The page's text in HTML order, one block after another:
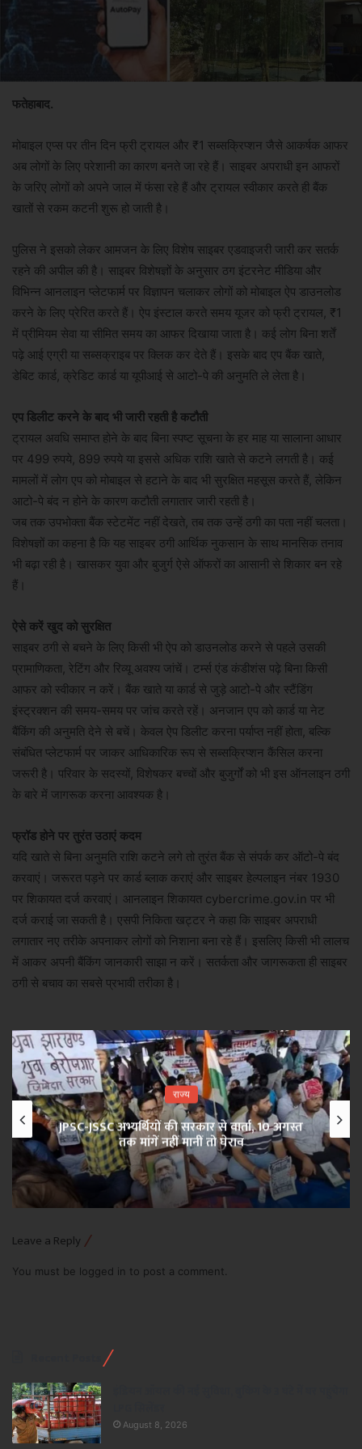
फतेहाबाद.
मोबाइल एप्स पर तीन दिन फ्री ट्रायल और ₹1 सब्सक्रिप्शन जैसे आकर्षक आफर
अब लोगों के लिए परेशानी का कारण बनते जा रहे हैं। साइबर अपराधी इन आफरों
के जरिए लोगों को अपने जाल में फंसा रहे हैं और ट्रायल स्वीकार करते ही बैंक
खातों से रकम कटनी शुरू हो जाती है।
पुलिस ने इसको लेकर आमजन के लिए विशेष साइबर एडवाइजरी जारी कर सतर्क
रहने की अपील की है। साइबर विशेषज्ञों के अनुसार ठग इंटरनेट मीडिया और
विभिन्न आनलाइन प्लेटफार्म पर विज्ञापन चलाकर लोगों को मोबाइल ऐप डाउनलोड
करने के लिए प्रेरित करते हैं। ऐप इंस्टाल करते समय यूजर को फ्री ट्रायल, ₹1
में प्रीमियम सेवा या सीमित समय का आफर दिखाया जाता है। कई लोग बिना शर्तें
पढ़े आई एग्री या सब्सक्राइब पर क्लिक कर देते हैं। इसके बाद एप बैंक खाते,
डेबिट कार्ड, क्रेडिट कार्ड या यूपीआई से आटो-पे की अनुमति ले लेता है।
एप डिलीट करने के बाद भी जारी रहती है कटौती
ट्रायल अवधि समाप्त होने के बाद बिना स्पष्ट सूचना के हर माह या सालाना आधार
पर 499 रुपये, 899 रुपये या इससे अधिक राशि खाते से कटने लगती है। कई
मामलों में लोग एप को मोबाइल से हटाने के बाद भी सुरक्षित महसूस करते हैं, लेकिन
आटो-पे बंद न होने के कारण कटौती लगातार जारी रहती है।
जब तक उपभोक्ता बैंक स्टेटमेंट नहीं देखते, तब तक उन्हें ठगी का पता नहीं चलता।
विशेषज्ञों का कहना है कि यह साइबर ठगी आर्थिक नुकसान के साथ मानसिक तनाव
भी बढ़ा रही है। खासकर युवा और बुजुर्ग ऐसे ऑफरों का आसानी से शिकार बन रहे
हैं।
ऐसे करें खुद को सुरक्षित
साइबर ठगी से बचने के लिए किसी भी ऐप को डाउनलोड करने से पहले उसकी
प्रामाणिकता, रेटिंग और रिव्यू अवश्य जांचें। टर्म्स एंड कंडीशंस पढ़े बिना किसी
आफर को स्वीकार न करें। बैंक खाते या कार्ड से जुड़े आटो-पे और स्टैंडिंग
इंस्ट्रक्शन की समय-समय पर जांच करते रहें। अनजान एप को कार्ड या नेट
बैंकिंग की अनुमति देने से बचें। केवल ऐप डिलीट करना पर्याप्त नहीं होता, बल्कि
संबंधित प्लेटफार्म पर जाकर आधिकारिक रूप से सब्सक्रिप्शन कैंसिल करना
जरूरी है। परिवार के सदस्यों, विशेषकर बच्चों और बुजुर्गों को भी इस ऑनलाइन ठगी
के बारे में जागरूक करना आवश्यक है।
फ्रॉड होने पर तुरंत उठाएं कदम
यदि खाते से बिना अनुमति राशि कटने लगे तो तुरंत बैंक से संपर्क कर ऑटो-पे बंद
करवाएं। जरूरत पड़ने पर कार्ड ब्लाक कराएं और साइबर हेल्पलाइन नंबर 1930
पर शिकायत दर्ज करवाएं। आनलाइन शिकायत cybercrime.gov.in पर भी
दर्ज कराई जा सकती है। एसपी निकिता खट्टर ने कहा कि साइबर अपराधी
लगातार नए तरीके अपनाकर लोगों को निशाना बना रहे हैं। इसलिए किसी भी लालच
में आकर अपनी बैंकिंग जानकारी साझा न करें। सतर्कता और जागरूकता ही साइबर
ठगी से बचाव का सबसे प्रभावी तरीका है।
राज्य
JPSC-JSSC अभ्यर्थियों की सरकार से वार्ता, 10 अगस्त
तक मांगें नहीं मानीं तो घेराव
Leave a Reply
You must be logged in to post a comment.
August 8, 2026